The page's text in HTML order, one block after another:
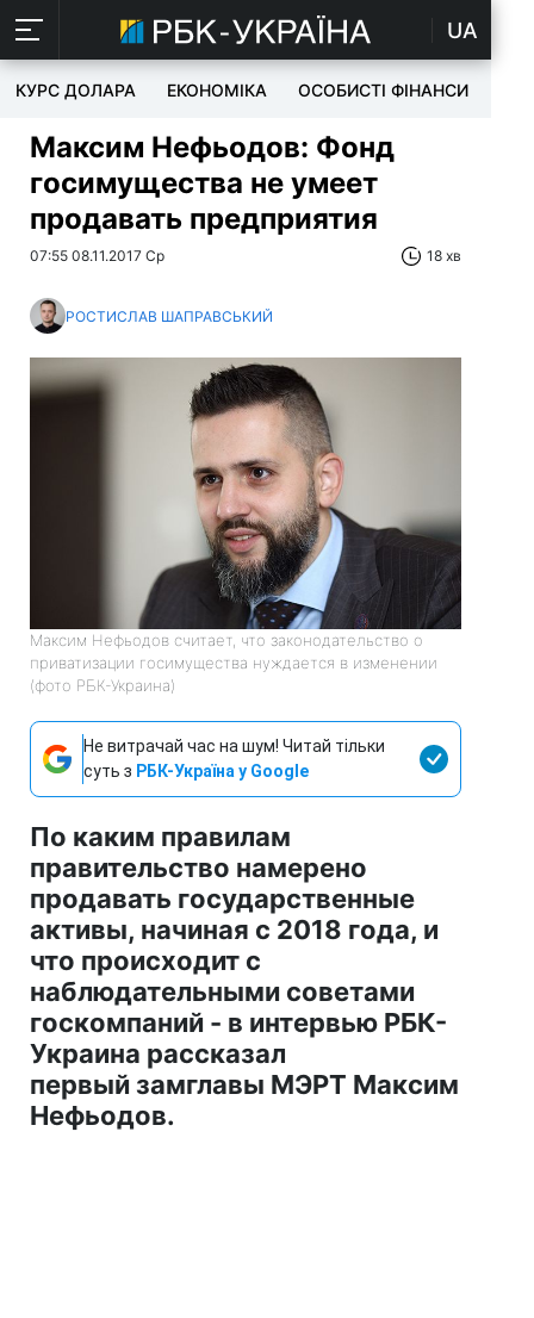
UA
КУРС ДОЛАРА ЕКОНОМІКА ОСОБИСТІ ФІНАНСИ
Максим Нефьодов: Фонд
госимущества не умеет
продавать предприятия
07:55 08.11.2017 Ср 18 хв
РОСТИСЛАВ ШАПРАВСЬКИЙ
Максим Нефьодов считает, что законодательство о
приватизации госимущества нуждается в изменении
(фото РБК-Украина)
Не витрачай час на шум! Читай тільки
суть з РБК-Україна у Google
По каким правилам
правительство намерено
продавать государственные
активы, начиная с 2018 года, и
что происходит с
наблюдательными советами
госкомпаний - в интервью РБК-
Украина рассказал
первый замглавы МЭРТ Максим
Нефьодов.